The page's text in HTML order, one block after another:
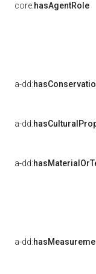
core:hasAgentRole
a-dd:
a-dd:
a-dd:
a-dd: